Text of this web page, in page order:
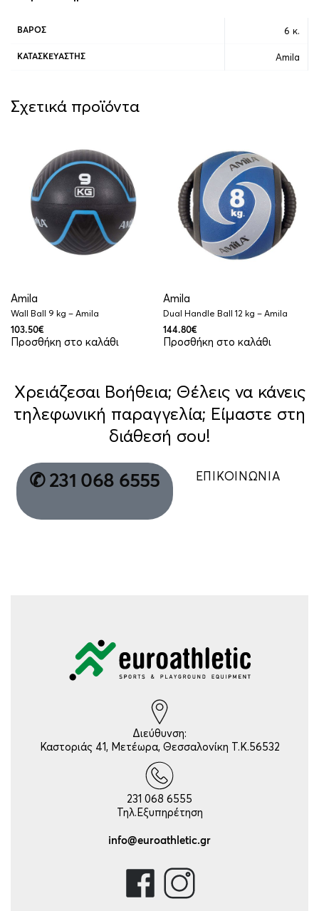
ΒΆΡΟΣ 6 κ.
ΚΑΤΑΣΚΕΥΑΣΤΉΣ Amila
Σχετικά προϊόντα
Amila
Wall Ball 9 kg – Amila
103.50€
Προσθήκη στο καλάθι
Amila
Dual Handle Ball 12 kg – Amila
144.80€
Προσθήκη στο καλάθι
Χρειάζεσαι Βοήθεια; Θέλεις να κάνεις
τηλεφωνική παραγγελία; Είμαστε στη
διάθεσή σου!
✆ 231 068 6555 ΕΠΙΚΟΙΝΩΝΙΑ
Διεύθυνση:
Καστοριάς 41, Μετέωρα, Θεσσαλονίκη Τ.Κ.56532
231 068 6555
Τηλ.Εξυπηρέτηση
info@euroathletic.gr